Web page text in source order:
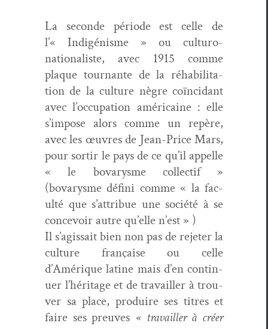
La sec­onde péri­ode est celle de
l’« Indigénisme » ou cul­turo-
nation­al­iste, avec 1915 comme
plaque tour­nante de la réha­bil­i­ta­
tion de la cul­ture nègre coïn­ci­dant
avec l’oc­cu­pa­tion améri­caine : elle
s’im­pose alors comme un repère,
avec les œuvres de Jean-Price Mars,
pour sor­tir le pays de ce qu’il appelle
« le bovarysme col­lec­tif »
(bovarysme défi­ni comme « la fac­
ulté que s’at­tribue une société à se
con­cevoir autre qu’elle n’est » )
Il s’agis­sait bien non pas de rejeter la
cul­ture française ou celle
d’Amérique latine mais d’en con­tin­
uer l’héritage et de tra­vailler à trou­
ver sa place, pro­duire ses titres et
faire ses preuves « tra­vailler à créer